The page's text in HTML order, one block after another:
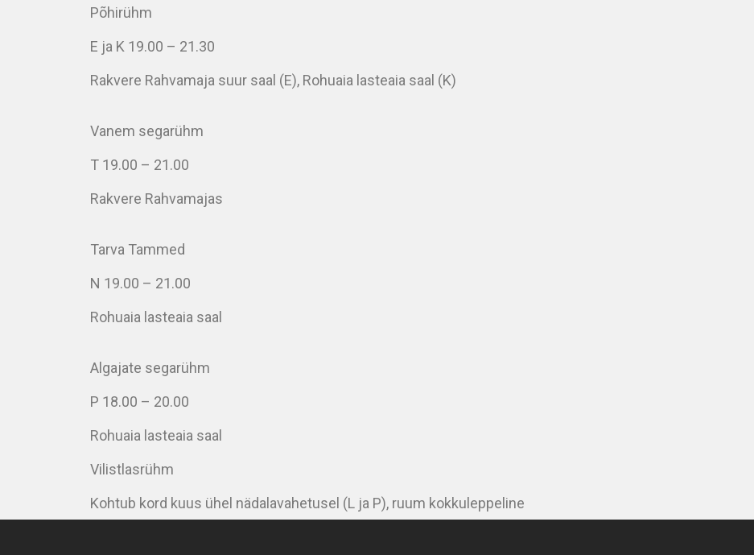
Põhirühm
E ja K 19.00 – 21.30
Rakvere Rahvamaja suur saal (E), Rohuaia lasteaia saal (K)
Vanem segarühm
T 19.00 – 21.00
Rakvere Rahvamajas
Tarva Tammed
N 19.00 – 21.00
Rohuaia lasteaia saal
Algajate segarühm
P 18.00 – 20.00
Rohuaia lasteaia saal
Vilistlasrühm
Kohtub kord kuus ühel nädalavahetusel (L ja P), ruum kokkuleppeline